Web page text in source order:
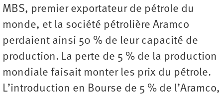
MBS, premier exportateur de pétrole du
monde, et la société pétrolière Aramco
perdaient ainsi 50 % de leur capacité de
production. La perte de 5 % de la production
mondiale faisait monter les prix du pétrole.
L’introduction en Bourse de 5 % de l’Aramco,